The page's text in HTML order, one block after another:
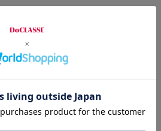
ズ：XL